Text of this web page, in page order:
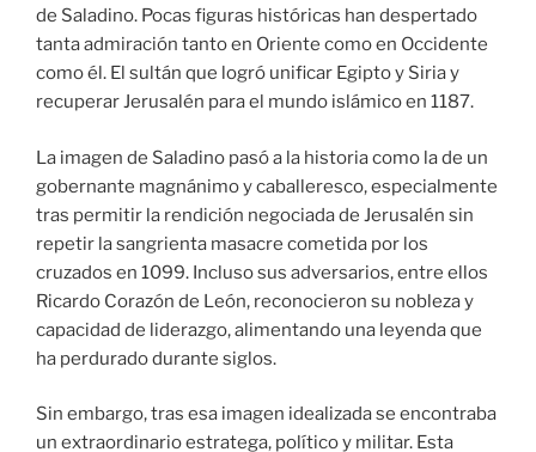
de Saladino. Pocas figuras históricas han despertado
tanta admiración tanto en Oriente como en Occidente
como él. El sultán que logró unificar Egipto y Siria y
recuperar Jerusalén para el mundo islámico en 1187.
La imagen de Saladino pasó a la historia como la de un
gobernante magnánimo y caballeresco, especialmente
tras permitir la rendición negociada de Jerusalén sin
repetir la sangrienta masacre cometida por los
cruzados en 1099. Incluso sus adversarios, entre ellos
Ricardo Corazón de León, reconocieron su nobleza y
capacidad de liderazgo, alimentando una leyenda que
ha perdurado durante siglos.
Sin embargo, tras esa imagen idealizada se encontraba
un extraordinario estratega, político y militar. Esta